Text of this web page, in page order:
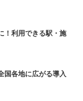
！利用できる駅・施
各地に広がる導入